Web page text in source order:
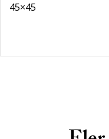
45×45